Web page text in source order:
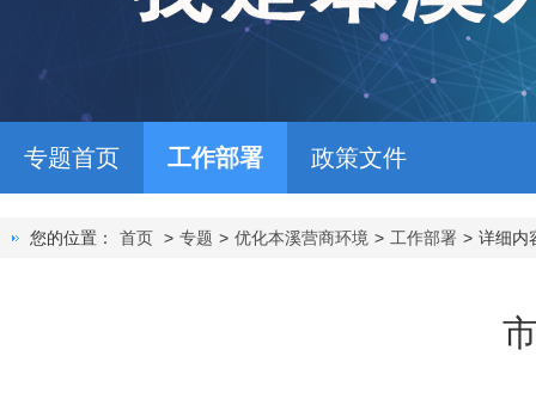
专题首页 工作部署 政策文件
您的位置： 首页 > 专题 > 优化本溪营商环境 > 工作部署 > 详细内